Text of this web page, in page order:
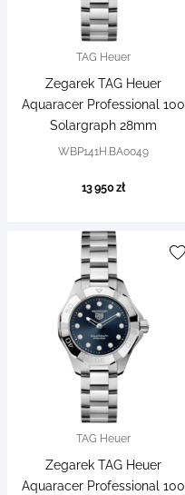
TAG Heuer
Zegarek TAG Heuer
Aquaracer Professional 100
Solargraph 28mm
WBP141H.BA0049
13 950 zł
TAG Heuer
Zegarek TAG Heuer
Aquaracer Professional 100